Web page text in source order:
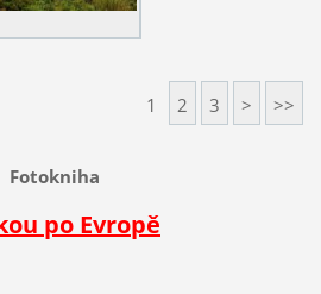
1 2 3 > >>
Fotokniha
po Evropě